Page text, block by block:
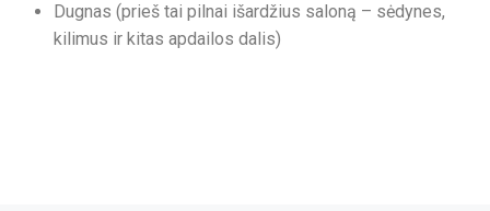
Dugnas (prieš tai pilnai išardžius saloną – sėdynes,
kilimus ir kitas apdailos dalis)